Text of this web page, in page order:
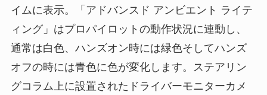
イムに表示。「アドバンスド アンビエント ライテ
ィング」はプロパイロットの動作状況に連動し、
通常は白色、ハンズオン時には緑色そしてハンズ
オフの時には青色に色が変化します。ステアリン
グコラム上に設置されたドライバーモニターカメ